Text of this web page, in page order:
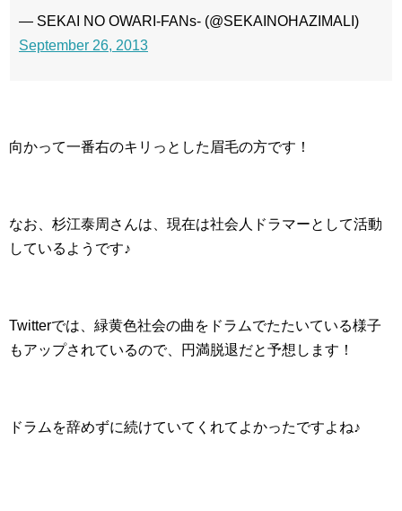
— SEKAI NO OWARI-FANs- (@SEKAINOHAZIMALI)
September 26, 2013
向かって一番右のキリっとした眉毛の方です！
なお、杉江泰周さんは、現在は社会人ドラマーとして活動
しているようです♪
Twitterでは、緑黄色社会の曲をドラムでたたいている様子
もアップされているので、円満脱退だと予想します！
ドラムを辞めずに続けていてくれてよかったですよね♪